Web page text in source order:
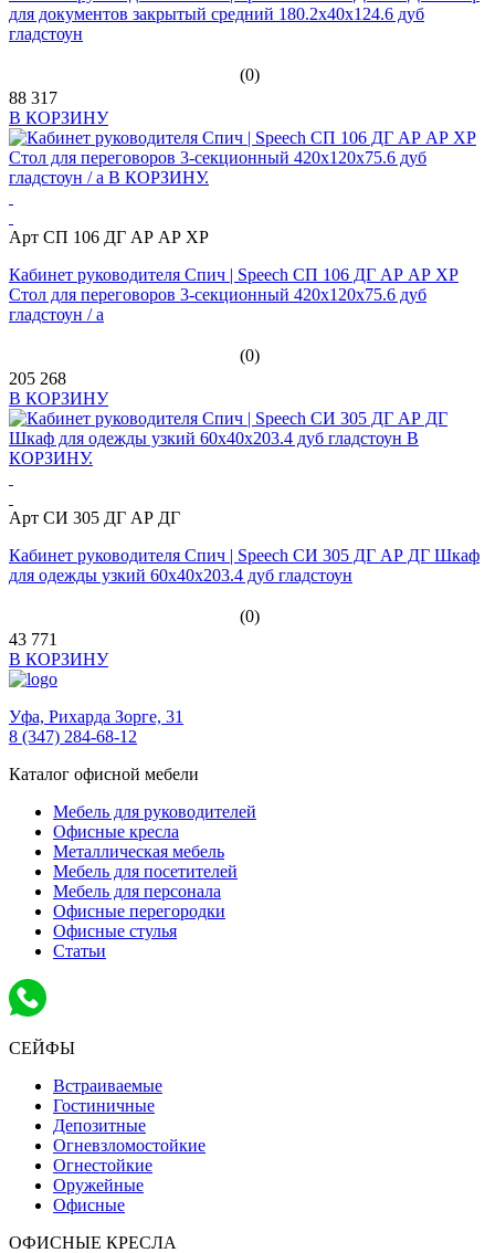
для документов закрытый средний 180.2x40x124.6 дуб
гладстоун
(0)
88 317
В КОРЗИНУ
Арт СП 106 ДГ АР АР ХР
Кабинет руководителя Спич | Speech СП 106 ДГ АР АР ХР
Стол для переговоров 3-секционный 420x120x75.6 дуб
гладстоун / а
(0)
205 268
В КОРЗИНУ
Арт СИ 305 ДГ АР ДГ
Кабинет руководителя Спич | Speech СИ 305 ДГ АР ДГ Шкаф
для одежды узкий 60x40x203.4 дуб гладстоун
(0)
43 771
В КОРЗИНУ
Уфа, Рихарда Зорге, 31
8 (347) 284-68-12
Каталог офисной мебели
Мебель для руководителей
Офисные кресла
Металлическая мебель
Мебель для посетителей
Мебель для персонала
Офисные перегородки
Офисные стулья
Статьи
СЕЙФЫ
Встраиваемые
Гостиничные
Депозитные
Огневзломостойкие
Огнестойкие
Оружейные
Офисные
ОФИСНЫЕ КРЕСЛА